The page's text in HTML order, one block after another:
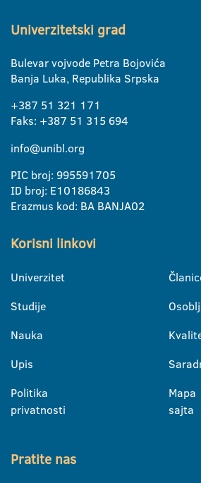
Univerzitetski grad
Bulevar vojvode Petra Bojovića
Banja Luka, Republika Srpska
+387 51 321 171
Faks: +387 51 315 694
info@unibl.org
PIC broj: 995591705
ID broj: E10186843
Erazmus kod: BA BANJA02
Korisni linkovi
Univerzitet
Studije
Nauka
Upis
Politika
privatnosti
Mapa
sajta
Pratite nas